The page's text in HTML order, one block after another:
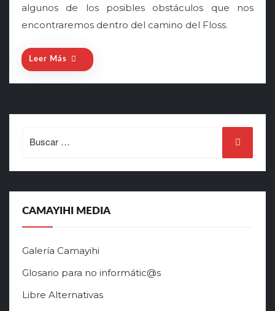
d
n
algunos de los posibles obstáculos que nos
encontraremos dentro del camino del Floss.
Leer Más
for:
CAMAYIHI MEDIA
Galería Camayihi
Glosario para no informátic@s
Libre Alternativas